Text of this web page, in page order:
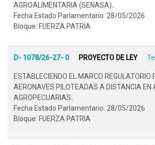
AGROALIMENTARIA (SENASA)..
Fecha Estado Parlamentario: 28/05/2026
Bloque: FUERZA PATRIA
D- 1078/26-27- 0 PROYECTO DE LEY
ESTABLECIENDO EL MARCO REGULATORIO
AERONAVES PILOTEADAS A DISTANCIA EN
AGROPECUARIAS..
Fecha Estado Parlamentario: 28/05/2026
Bloque: FUERZA PATRIA